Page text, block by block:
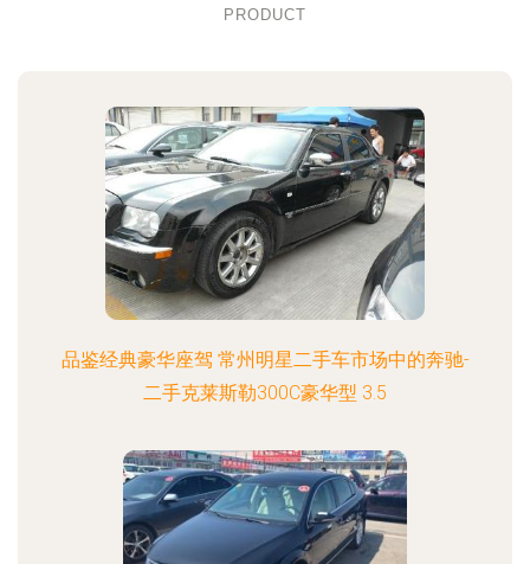
PRODUCT
品鉴经典豪华座驾 常州明星二手车市场中的奔驰-
二手克莱斯勒300C豪华型 3.5